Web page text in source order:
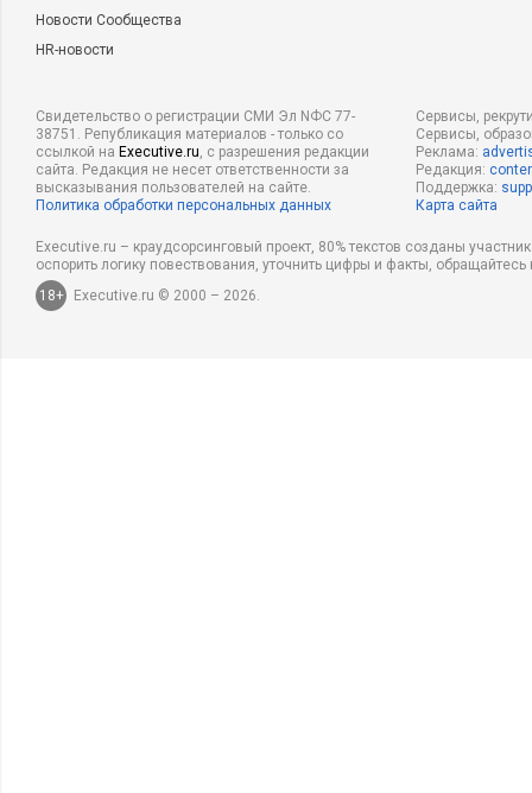
Новости Сообщества
HR-новости
Свидетельство о регистрации СМИ Эл NФС 77-
38751. Републикация материалов - только со
ссылкой на Executive.ru, с разрешения редакции
сайта. Редакция не несет ответственности за
высказывания пользователей на сайте.
Политика обработки персональных данных
Сервисы,
Сервисы,
Реклама:
Редакция:
Поддержка:
Карта сайта
Executive.ru – краудсорсинговый проект, 80% текстов созданы
оспорить логику повествования, уточнить цифры и факты,
18+
Executive.ru © 2000 – 2026.